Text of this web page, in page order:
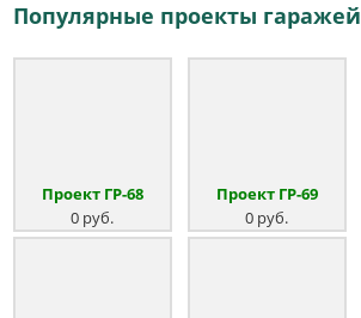
Популярные проекты гаражей
Проект ГР-68
0 руб.
Проект ГР-69
0 руб.